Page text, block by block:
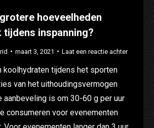
hoeveelheden
inspanning?
maart 3, 2021 Laat een reactie achter
koolhydraten tijdens het sporten
van het uithoudingsvermogen
aanbeveling is om 30-60 g per uur
consumeren voor evenementen